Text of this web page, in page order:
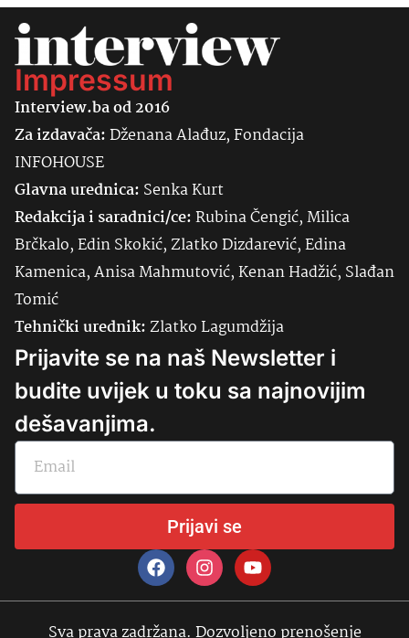
Impressum
Interview.ba od 2016
Za izdavača:Dženana Alađuz, Fondacija
INFOHOUSE
Glavna urednica: SenkaKurt
Redakcija i saradnici/ce:Rubina Čengić, Milica
Brčkalo, Edin Skokić, Zlatko Dizdarević, Edina
Kamenica, Anisa Mahmutović, Kenan Hadžić, Slađan
Tomić
Tehnički urednik:Zlatko Lagumdžija
Prijavite se na naš Newsletter i
budite uvijek u toku sa najnovijim
dešavanjima.
Prijavi se